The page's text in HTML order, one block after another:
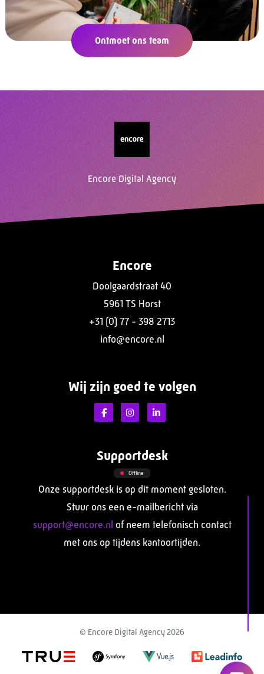
Ontmoet ons team
Encore Digital Agency
Encore
Doolgaardstraat 40
5961 TS Horst
+31 (0) 77 - 398 2713
info@encore.nl
Wij zijn goed te volgen
Offline
Supportdesk
Onze supportdesk is op dit moment gesloten.
Stuur ons een e-mailbericht via
support@encore.nl of neem telefonisch contact
met ons op tijdens kantoortijden.
© Encore Digital Agency 2026